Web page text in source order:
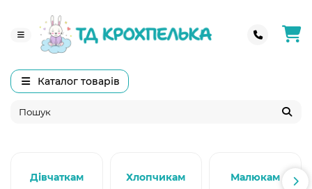
Каталог товарів
Дівчаткам Хлопчикам Малюкам